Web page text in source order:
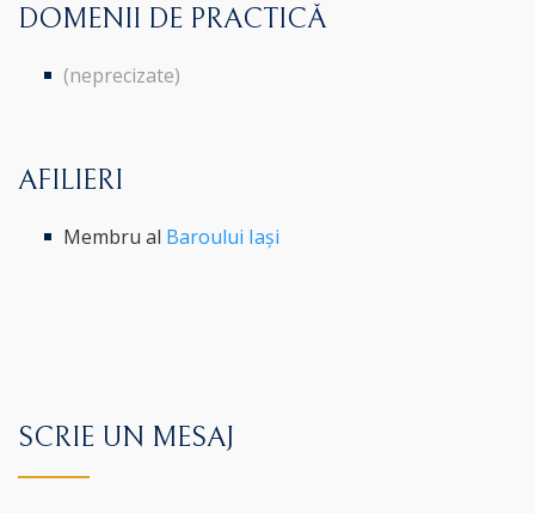
DOMENII DE PRACTICĂ
(neprecizate)
AFILIERI
Membru al Baroului Iași
SCRIE UN MESAJ